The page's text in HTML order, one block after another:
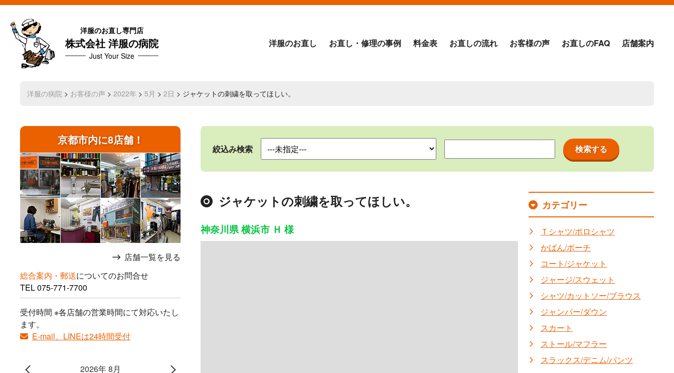
洋服のお直し専門店
株式会社 洋服の病院
Just Your Size
洋服のお直し お直し・修理の事例 料金表 お直しの流れ お客様の声 お直しのFAQ 店舗案内
洋服の病院 > お客様の声 > 2022年 > 5月 > 2日 > ジャケットの刺繍を取ってほしい。
京都市内に8店舗！
店舗一覧を見る
総合案内・郵送についてのお問合せ
TEL075-771-7700
受付時間 ※各店舗の営業時間にて対応いたし
ます。
E-mail、LINEは24時間受付
2026年 8月
絞込み検索
ジャケットの刺繍を取ってほしい。
神奈川県 横浜市 Ｈ 様
カテゴリー
Ｔシャツ/ポロシャツ
かばん/ポーチ
コート/ジャケット
ジャージ/スウェット
シャツ/カットソー/ブラウス
ジャンパー/ダウン
スカート
ストール/マフラー
スラックス/デニム/パンツ